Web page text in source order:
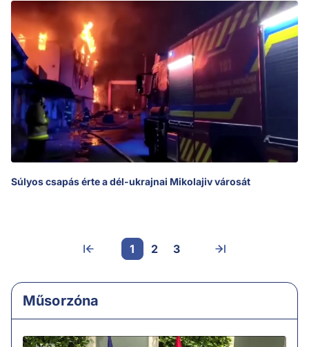
Súlyos csapás érte a dél-ukrajnai Mikolajiv városát
1 2 3
Műsorzóna